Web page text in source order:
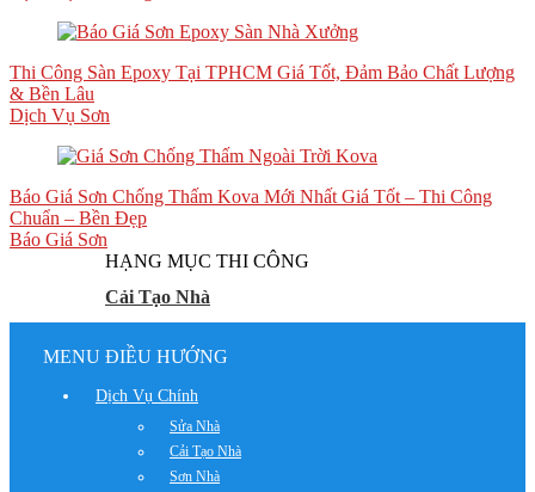
Thi Công Sàn Epoxy Tại TPHCM Giá Tốt, Đảm Bảo Chất Lượng
& Bền Lâu
Dịch Vụ Sơn
Báo Giá Sơn Chống Thấm Kova Mới Nhất Giá Tốt – Thi Công
Chuẩn – Bền Đẹp
Báo Giá Sơn
HẠNG MỤC THI CÔNG
Cải Tạo Nhà
MENU ĐIỀU HƯỚNG
Dịch Vụ Chính
Sửa Nhà
Cải Tạo Nhà
Sơn Nhà